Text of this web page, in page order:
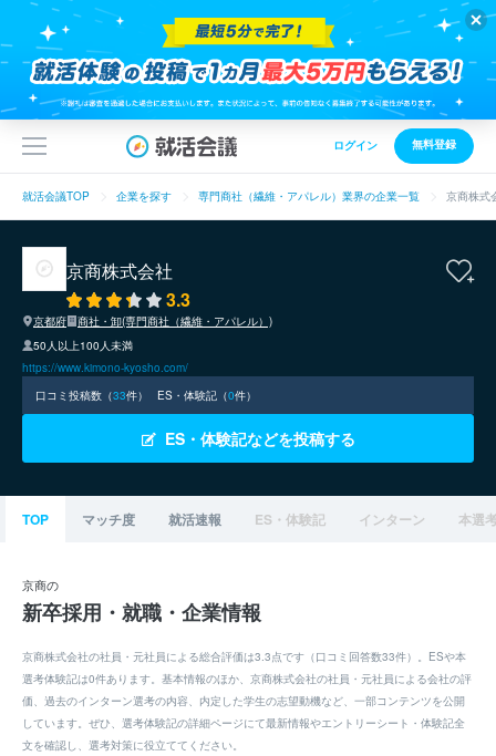
ログイン 無料登録
就活会議TOP 企業を探す 専門商社（繊維・アパレル）業界の企業一覧 京商株式
京商株式会社
3.3
京都府
商社・卸(専門商社（繊維・アパレル）)
50人以上100人未満
https://www.kimono-kyosho.com/
口コミ投稿数（33件） ES・体験記（0件）
ES・体験記などを投稿する
TOP マッチ度 就活速報 ES・体験記 インターン 本選
京商の
新卒採用・就職・企業情報
京商株式会社の社員・元社員による総合評価は3.3点です（口コミ回答数33件）。ESや本
選考体験記は0件あります。基本情報のほか、京商株式会社の社員・元社員による会社の評
価、過去のインターン選考の内容、内定した学生の志望動機など、一部コンテンツを公開
しています。ぜひ、選考体験記の詳細ページにて最新情報やエントリーシート・体験記全
文を確認し、選考対策に役立ててください。